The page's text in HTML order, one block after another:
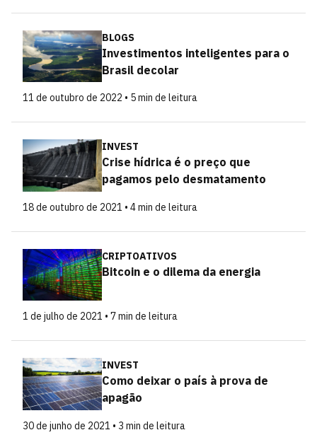
BLOGS
Investimentos inteligentes para o
Brasil decolar
11 de outubro de 2022 • 5 min de leitura
INVEST
Crise hídrica é o preço que
pagamos pelo desmatamento
18 de outubro de 2021 • 4 min de leitura
CRIPTOATIVOS
Bitcoin e o dilema da energia
1 de julho de 2021 • 7 min de leitura
INVEST
Como deixar o país à prova de
apagão
30 de junho de 2021 • 3 min de leitura